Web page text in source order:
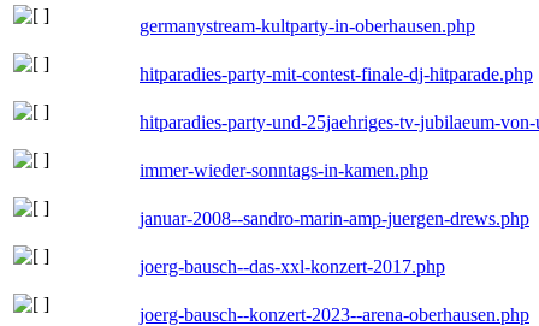
germanystream-kultparty-in-oberhausen.php
hitparadies-party-mit-contest-finale-dj-hitparade.php
hitparadies-party-und-25jaehriges-tv-jubilaeum-
immer-wieder-sonntags-in-kamen.php
januar-2008--sandro-marin-amp-juergen-drews.php
joerg-bausch--das-xxl-konzert-2017.php
joerg-bausch--konzert-2023--arena-oberhausen.php